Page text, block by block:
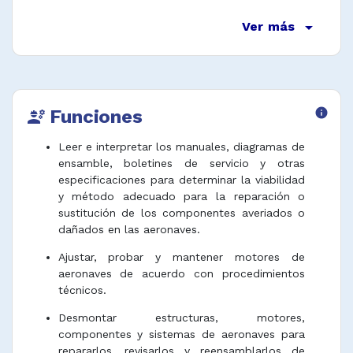
Ver más arrow_drop_down
engineering Funciones info
Leer e interpretar los manuales, diagramas de
ensamble, boletines de servicio y otras
especificaciones para determinar la viabilidad
y método adecuado para la reparación o
sustitución de los componentes averiados o
dañados en las aeronaves.
Ajustar, probar y mantener motores de
aeronaves de acuerdo con procedimientos
técnicos.
Desmontar estructuras, motores,
componentes y sistemas de aeronaves para
repararlos, revisarlos y reensamblarlos de